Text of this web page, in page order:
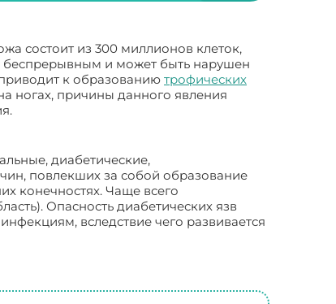
состоит из 300 миллионов клеток,
беспрерывным и может быть нарушен
к образованию трофических
ногах, причины данного явления
диабетические,
повлекших за собой образование
конечностях. Чаще всего
Опасность диабетических язв
вследствие чего развивается